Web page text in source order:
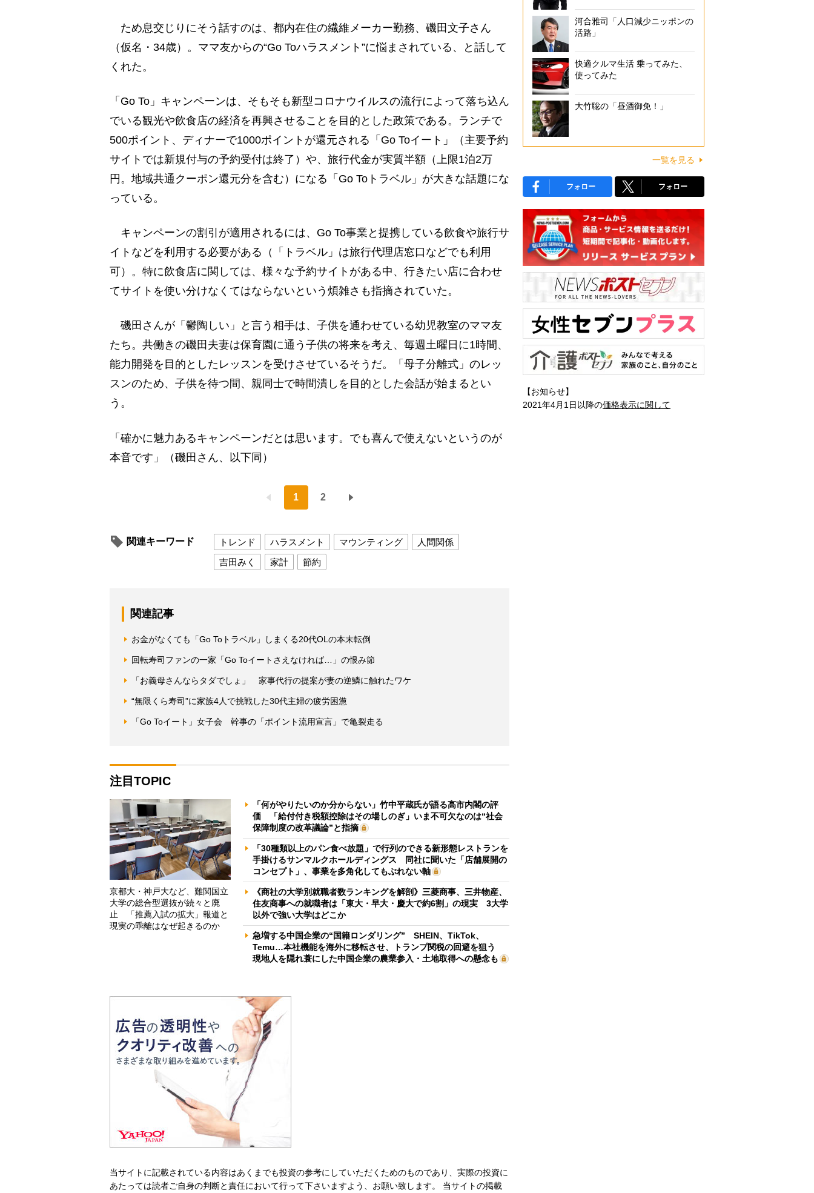
ため息交じりにそう話すのは、都内在住の繊維メーカー勤務、磯田文子さん
（仮名・34歳）。ママ友からの“Go Toハラスメント”に悩まされている、と話して
くれた。
「Go To」キャンペーンは、そもそも新型コロナウイルスの流行によって落ち込ん
でいる観光や飲食店の経済を再興させることを目的とした政策である。ランチで
500ポイント、ディナーで1000ポイントが還元される「Go Toイート」（主要予約
サイトでは新規付与の予約受付は終了）や、旅行代金が実質半額（上限1泊2万
円。地域共通クーポン還元分を含む）になる「Go Toトラベル」が大きな話題にな
っている。
キャンペーンの割引が適用されるには、Go To事業と提携している飲食や旅行サ
イトなどを利用する必要がある（「トラベル」は旅行代理店窓口などでも利用
可）。特に飲食店に関しては、様々な予約サイトがある中、行きたい店に合わせ
てサイトを使い分けなくてはならないという煩雑さも指摘されていた。
磯田さんが「鬱陶しい」と言う相手は、子供を通わせている幼児教室のママ友
たち。共働きの磯田夫妻は保育園に通う子供の将来を考え、毎週土曜日に1時間、
能力開発を目的としたレッスンを受けさせているそうだ。「母子分離式」のレッ
スンのため、子供を待つ間、親同士で時間潰しを目的とした会話が始まるとい
う。
「確かに魅力あるキャンペーンだとは思います。でも喜んで使えないというのが
本音です」（磯田さん、以下同）
1 2
関連キーワード トレンド ハラスメント マウンティング
人間関係
吉田みく
家計 節約
関連記事
お金がなくても「Go Toトラベル」しまくる20代OLの本末転倒
回転寿司ファンの一家「Go Toイートさえなければ…」の恨み節
「お義母さんならタダでしょ」 家事代行の提案が妻の逆鱗に触れたワケ
“無限くら寿司”に家族4人で挑戦した30代主婦の疲労困憊
「Go Toイート」女子会 幹事の「ポイント流用宣言」で亀裂走る
注目TOPIC
京都大・神戸大など、難関国立
大学の総合型選抜が続々と廃
止 「推薦入試の拡大」報道と
現実の乖離はなぜ起きるのか
「何がやりたいのか分からない」竹中平蔵氏が語る高市内閣の評
価 「給付付き税額控除はその場しのぎ」いま不可欠なのは“社会
保障制度の改革議論”と指摘
「30種類以上のパン食べ放題」で行列のできる新形態レストランを
手掛けるサンマルクホールディングス 同社に聞いた「店舗展開の
コンセプト」、事業を多角化してもぶれない軸
《商社の大学別就職者数ランキングを解剖》三菱商事、三井物産、
住友商事への就職者は「東大・早大・慶大で約6割」の現実 3大学
以外で強い大学はどこか
急増する中国企業の“国籍ロンダリング” SHEIN、TikTok、
Temu…本社機能を海外に移転させ、トランプ関税の回避を狙う
現地人を隠れ蓑にした中国企業の農業参入・土地取得への懸念も
当サイトに記載されている内容はあくまでも投資の参考にしていただくためのものであり、実際の投資に
あたっては読者ご自身の判断と責任において行って下さいますよう、お願い致します。 当サイトの掲載
河合雅司「人口減少ニッポンの
活路」
快適クルマ生活 乗ってみた、
使ってみた
大竹聡の「昼酒御免！」
一覧を見る
フォロー フォロー
【お知らせ】
2021年4月1日以降の価格表示に関して